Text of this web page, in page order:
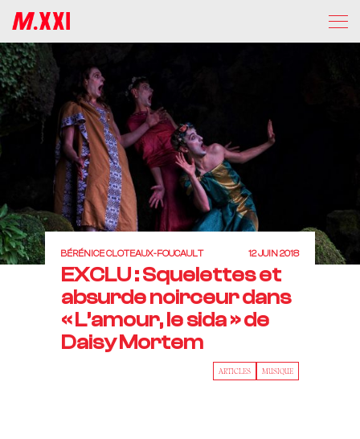
BÉRÉNICE CLOTEAUX-FOUCAULT 12 JUIN 2018
EXCLU : Squelettes et
absurde noirceur dans
« L’amour, le sida » de
Daisy Mortem
ARTICLES MUSIQUE